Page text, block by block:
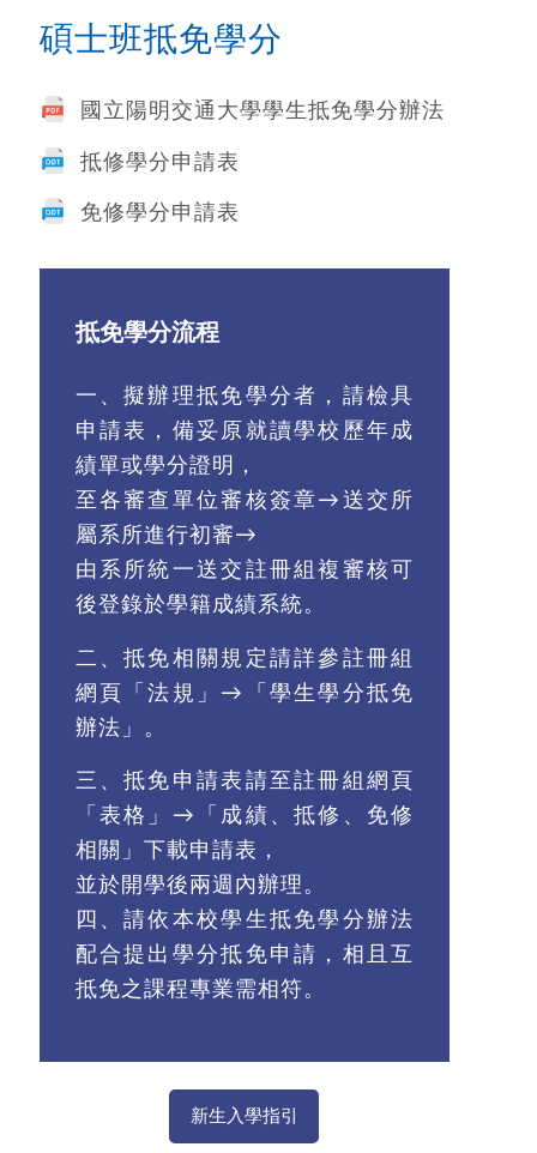
碩士班抵免學分
國立陽明交通大學學生抵免學分辦法
抵修學分申請表
免修學分申請表
抵免學分流程
一、擬辦理抵免學分者，請檢具
申請表，備妥原就讀學校歷年成
績單或學分證明，
至各審查單位審核簽章→送交所
屬系所進行初審→
由系所統一送交註冊組複審核可
後登錄於學籍成績系統。
二、抵免相關規定請詳參註冊組
網頁「法規」→「學生學分抵免
辦法」。
三、抵免申請表請至註冊組網頁
「表格」→「成績、抵修、免修
相關」下載申請表 ，
並於開學後兩週內辦理。
四、請依本校學生抵免學分辦法
配合提出學分抵免申請，相且互
抵免之課程專業需相符。
新生入學指引